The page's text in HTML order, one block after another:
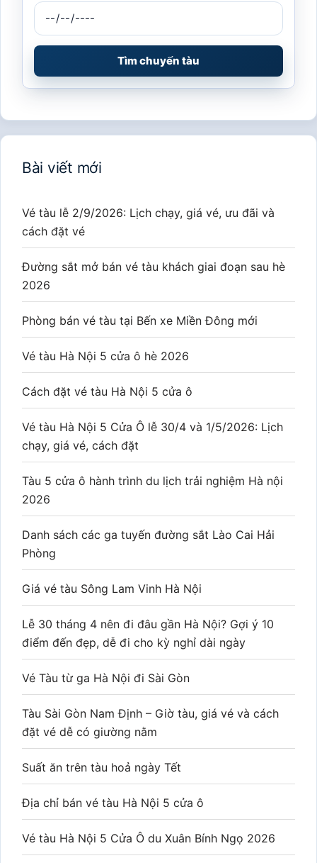
Tìm chuyến tàu
Bài viết mới
Vé tàu lễ 2/9/2026: Lịch chạy, giá vé, ưu đãi và
cách đặt vé
Đường sắt mở bán vé tàu khách giai đoạn sau hè
2026
Phòng bán vé tàu tại Bến xe Miền Đông mới
Vé tàu Hà Nội 5 cửa ô hè 2026
Cách đặt vé tàu Hà Nội 5 cửa ô
Vé tàu Hà Nội 5 Cửa Ô lễ 30/4 và 1/5/2026: Lịch
chạy, giá vé, cách đặt
Tàu 5 cửa ô hành trình du lịch trải nghiệm Hà nội
2026
Danh sách các ga tuyến đường sắt Lào Cai Hải
Phòng
Giá vé tàu Sông Lam Vinh Hà Nội
Lễ 30 tháng 4 nên đi đâu gần Hà Nội? Gợi ý 10
điểm đến đẹp, dễ đi cho kỳ nghỉ dài ngày
Vé Tàu từ ga Hà Nội đi Sài Gòn
Tàu Sài Gòn Nam Định – Giờ tàu, giá vé và cách
đặt vé dễ có giường nằm
Suất ăn trên tàu hoả ngày Tết
Địa chỉ bán vé tàu Hà Nội 5 cửa ô
Vé tàu Hà Nội 5 Cửa Ô du Xuân Bính Ngọ 2026